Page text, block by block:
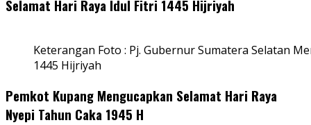
Selamat Hari Raya Idul Fitri 1445 Hijriyah
Keterangan Foto : Pj. Gubernur Sumatera Selatan
1445 Hijriyah
Pemkot Kupang Mengucapkan Selamat Hari Raya
Nyepi Tahun Caka 1945 H